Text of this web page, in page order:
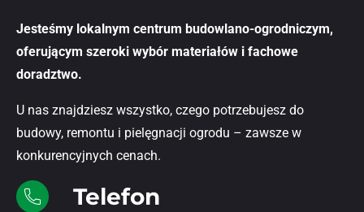
Jesteśmy lokalnym centrum budowlano-ogrodniczym,
oferującym szeroki wybór materiałów i fachowe
doradztwo.
U nas znajdziesz wszystko, czego potrzebujesz do
budowy, remontu i pielęgnacji ogrodu – zawsze w
konkurencyjnych cenach.
Telefon